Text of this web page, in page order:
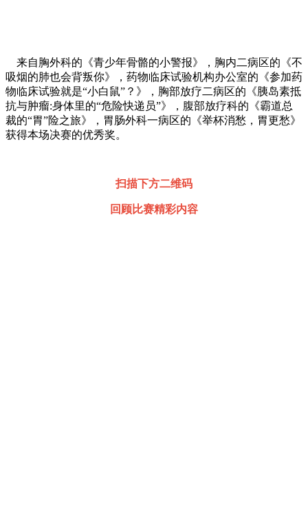
来自胸外科的《青少年骨骼的小警报》，胸内二病区的《不
吸烟的肺也会背叛你》，药物临床试验机构办公室的《参加药
物临床试验就是“小白鼠”？》，胸部放疗二病区的《胰岛素抵
抗与肿瘤:身体里的“危险快递员”》，腹部放疗科的《霸道总
裁的“胃”险之旅》，胃肠外科一病区的《举杯消愁，胃更愁》
获得本场决赛的优秀奖。
扫描下方二维码
回顾比赛精彩内容